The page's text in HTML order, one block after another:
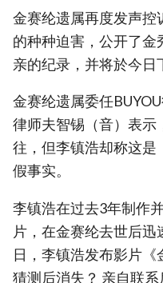
金赛纶遗属再度发声控
的种种迫害，公开了金
亲的纪录，并将於今日
金赛纶遗属委任
律师夫智锡（音）表示
往，但李镇浩却称这是
假事实。
李镇浩在过去3年制作
片，在金赛纶去世后
日，李镇浩发布影片《
猜测后消失？ 亲自联